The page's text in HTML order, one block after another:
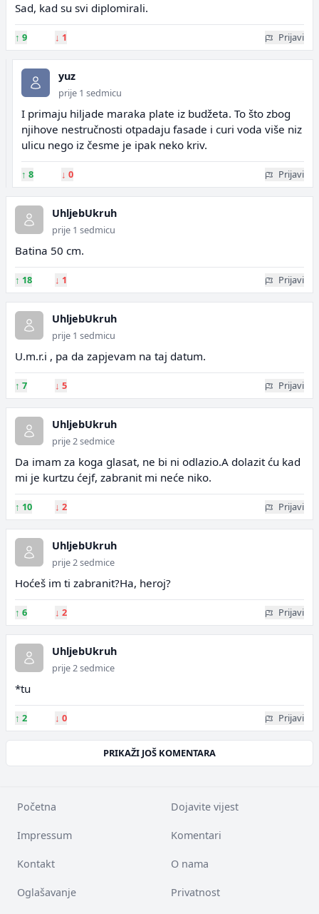
Sad, kad su svi diplomirali.
↑ 9 ↓ 1 Prijavi
yuz
prije 1 sedmicu
I primaju hiljade maraka plate iz budžeta. To što zbog
njihove nestručnosti otpadaju fasade i curi voda više niz
ulicu nego iz česme je ipak neko kriv.
↑ 8 ↓ 0 Prijavi
UhljebUkruh
prije 1 sedmicu
Batina 50 cm.
↑ 18 ↓ 1 Prijavi
UhljebUkruh
prije 1 sedmicu
U.m.r.i , pa da zapjevam na taj datum.
↑ 7 ↓ 5 Prijavi
UhljebUkruh
prije 2 sedmice
Da imam za koga glasat, ne bi ni odlazio.A dolazit ću kad
mi je kurtzu ćejf, zabranit mi neće niko.
↑ 10 ↓ 2 Prijavi
UhljebUkruh
prije 2 sedmice
Hoćeš im ti zabranit?Ha, heroj?
↑ 6 ↓ 2 Prijavi
UhljebUkruh
prije 2 sedmice
*tu
↑ 2 ↓ 0 Prijavi
PRIKAŽI JOŠ KOMENTARA
Početna Dojavite vijest
Impressum Komentari
Kontakt O nama
Oglašavanje Privatnost